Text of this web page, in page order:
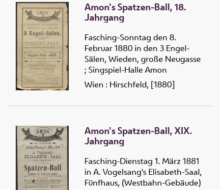
Amon's Spatzen-Ball, 18.
Jahrgang
Fasching-Sonntag den 8.
Februar 1880 in den 3 Engel-
Sälen, Wieden, große Neugasse
; Singspiel-Halle Amon
Wien : Hirschfeld, [1880]
Amon's Spatzen-Ball, XIX.
Jahrgang
Fasching-Dienstag 1. März 1881
in A. Vogelsang's Elisabeth-Saal,
Fünfhaus, (Westbahn-Gebäude)